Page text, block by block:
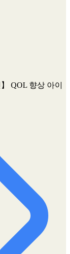
QOL 향상 아이